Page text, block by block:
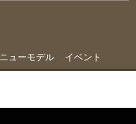
ニューモデル イベント